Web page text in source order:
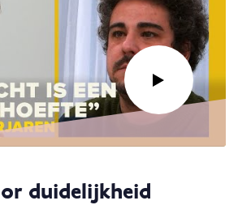
duidelijkheid